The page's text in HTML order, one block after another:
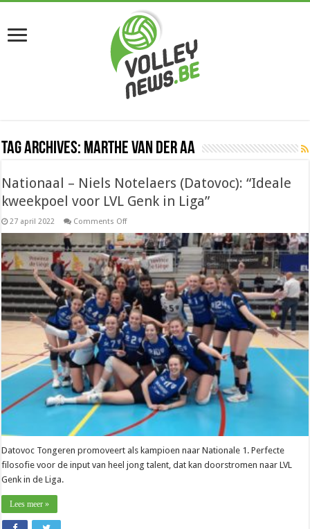
Tag Archives: Marthe Van der Aa
Nationaal – Niels Notelaers (Datovoc): “Ideale
kweekpoel voor LVL Genk in Liga”
27 april 2022 Comments Offon
–
Niels
Notelaers
(Datovoc):
“Ideale
kweekpoel
voor
LVL
Genk
in
Liga”
Datovoc Tongeren promoveert als kampioen naar Nationale 1. Perfecte
filosofie voor de input van heel jong talent, dat kan doorstromen naar LVL
Genk in de Liga.
Lees meer »